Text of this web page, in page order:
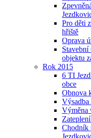
Pro děti
hřiště
Oprava
objektu
Rok 2015
6 TI
obce
Obnova
Výsadba
Výměna
Chodník